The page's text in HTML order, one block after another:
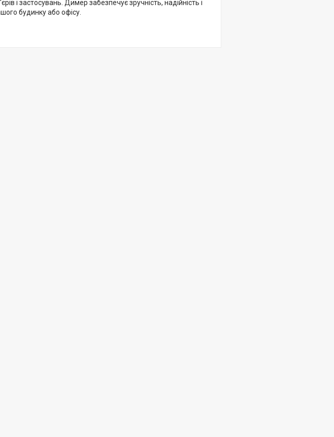
і застосувань. Димер забезпечує зручність, надійність і
будинку або офісу.